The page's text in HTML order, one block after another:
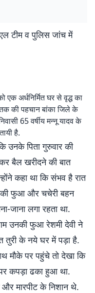
टीम व पुलिस जांच में
एक अर्धनिर्मित घर से वृद्ध का
की पहचान बांका जिले के
65 वर्षीय मन्नू यादव के
है.
उनके पिता गुरुवार की
बैल खरीदने की बात
कहा था कि संभव है रात
फुआ और चचेरी बहन
जाना लगा रहता था.
उनकी फुआ रेशमी देवी ने
तुरी के नये घर में पड़ा है.
मौके पर पहुंचे तो देखा कि
कपड़ा ढका हुआ था.
मारपीट के निशान थे.